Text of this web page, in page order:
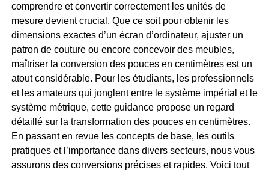
comprendre et convertir correctement les unités de
mesure devient crucial. Que ce soit pour obtenir les
dimensions exactes d’un écran d’ordinateur, ajuster un
patron de couture ou encore concevoir des meubles,
maîtriser la conversion des pouces en centimètres est un
atout considérable. Pour les étudiants, les professionnels
et les amateurs qui jonglent entre le système impérial et le
système métrique, cette guidance propose un regard
détaillé sur la transformation des pouces en centimètres.
En passant en revue les concepts de base, les outils
pratiques et l’importance dans divers secteurs, nous vous
assurons des conversions précises et rapides. Voici tout